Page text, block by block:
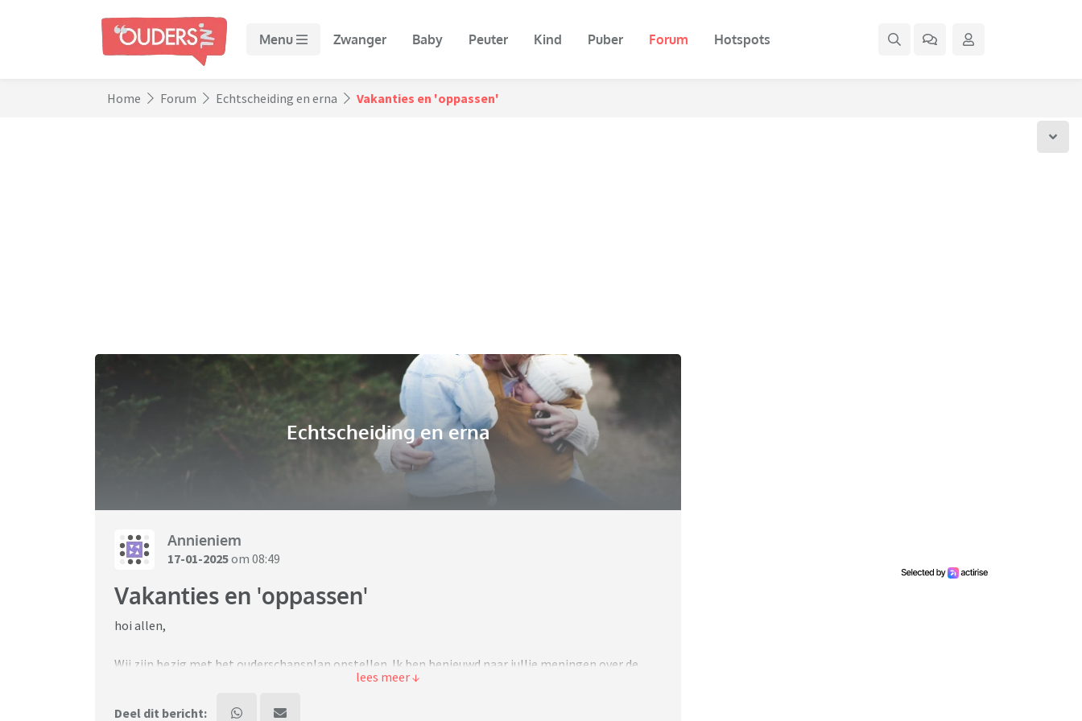
Menu Zwanger Baby Peuter Kind Puber Forum Hotspots
Home Forum Echtscheiding en erna Vakanties en 'oppassen'
Echtscheiding en erna
Annieniem
17-01-2025om 08:49
Vakanties en 'oppassen'
hoi allen,
Wij zijn bezig met het ouderschapsplan opstellen. Ik ben benieuwd naar jullie meningen over de
Deel dit bericht: